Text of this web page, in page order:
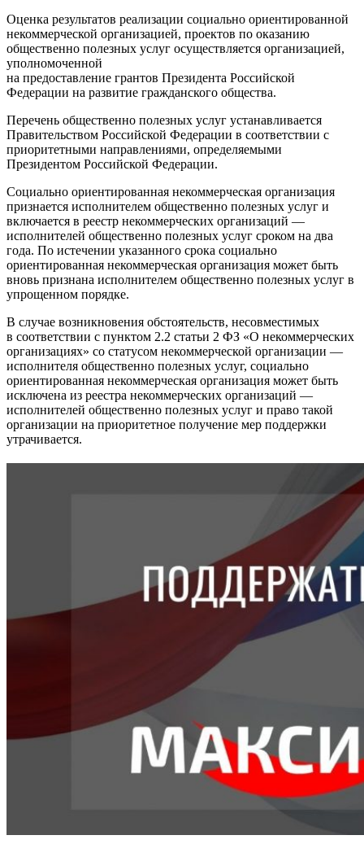
Оценка результатов реализации социально ориентированной
некоммерческой организацией, проектов по оказанию
общественно полезных услуг осуществляется организацией,
уполномоченной
на предоставление грантов Президента Российской
Федерации на развитие гражданского общества.
Перечень общественно полезных услуг устанавливается
Правительством Российской Федерации в соответствии с
приоритетными направлениями, определяемыми
Президентом Российской Федерации.
Социально ориентированная некоммерческая организация
признается исполнителем общественно полезных услуг и
включается в реестр некоммерческих организаций —
исполнителей общественно полезных услуг сроком на два
года. По истечении указанного срока социально
ориентированная некоммерческая организация может быть
вновь признана исполнителем общественно полезных услуг в
упрощенном порядке.
В случае возникновения обстоятельств, несовместимых
в соответствии с пунктом 2.2 статьи 2 ФЗ «О некоммерческих
организациях» со статусом некоммерческой организации —
исполнителя общественно полезных услуг, социально
ориентированная некоммерческая организация может быть
исключена из реестра некоммерческих организаций —
исполнителей общественно полезных услуг и право такой
организации на приоритетное получение мер поддержки
утрачивается.